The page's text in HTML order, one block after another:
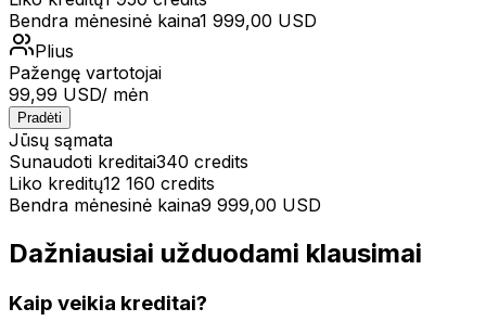
Bendra mėnesinė kaina1 999,00 USD
Plius
Pažengę vartotojai
99,99 USD/ mėn
Pradėti
Jūsų sąmata
Sunaudoti kreditai340 credits
Liko kreditų12 160 credits
Bendra mėnesinė kaina9 999,00 USD
Dažniausiai užduodami klausimai
Kaip veikia kreditai?